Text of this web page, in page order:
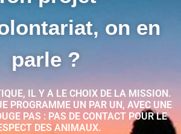
on en
parle ?
IL Y A LE CHOIX DE LA MISSION.
PROGRAMME UN PAR UN, AVEC UNE
PAS : PAS DE CONTACT POUR LE
DES ANIMAUX.